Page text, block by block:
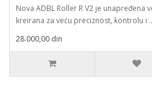
Nova ADBL Roller R V2 je unapređena
kreirana za veću preciznost, kontrolu i ..
28.000,00 din